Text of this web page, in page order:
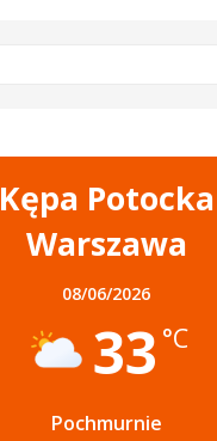
Kępa Potocka
Warszawa
08/06/2026
33 °C
Pochmurnie